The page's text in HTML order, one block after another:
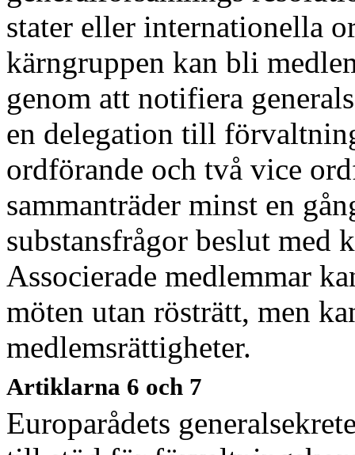
stater eller internationella
kärngruppen kan bli
genom att notifiera
en delegation till
ordförande och två vice
sammanträder minst en
substansfrågor beslut med
Associerade medlemmar
möten utan rösträtt, men
medlemsrättigheter.
Artiklarna 6 och 7
Europarådets